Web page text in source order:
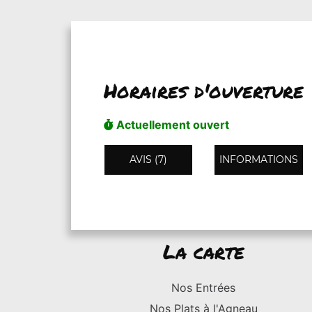
Horaires d'ouverture
Actuellement ouvert
AVIS (7) INFORMATIONS
La carte
Nos Entrées
Nos Plats à l'Agneau